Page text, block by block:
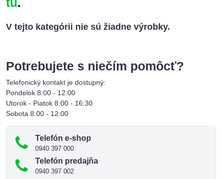
tu.
Potrebujete s niečím pomôcť?
Telefonický kontakt je dostupný:
Pondelok 8:00 - 12:00
Utorok - Piatok 8:00 - 16:30
Sobota 8:00 - 12:00
Telefón e-shop
0940 397 000
Telefón predajňa
0940 397 002